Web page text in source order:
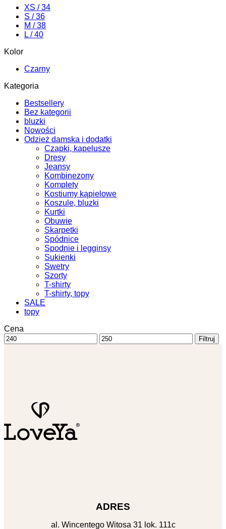
można
wybrać
stronie
XS / 34
S / 36
M / 38
L / 40
Kolor
Czarny
Kategoria
Bestsellery
Bez kategorii
bluzki
Nowości
Odzież damska i dodatki
Czapki, kapelusze
Dresy
Jeansy
Kombinezony
Komplety
Kostiumy kąpielowe
Koszule, bluzki
Kurtki
Obuwie
Skarpetki
Spódnice
Spodnie i legginsy
Sukienki
Swetry
Szorty
T-shirty
T-shirty, topy
SALE
topy
Cena
Cena
min
Cena
max
Filtruj
ADRES
al. Wincentego Witosa 31 lok. 111c